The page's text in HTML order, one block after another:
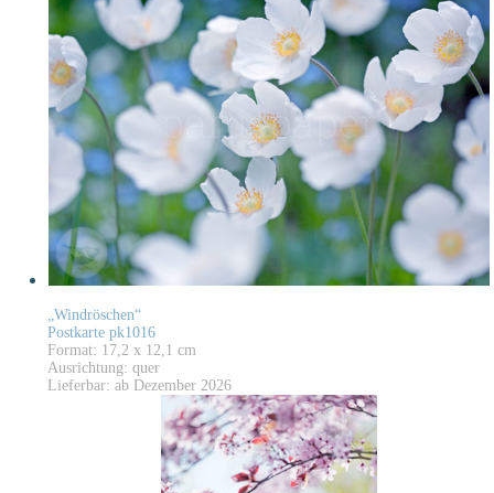
„Windröschen“
Postkarte pk1016
Format: 17,2 x 12,1 cm
Ausrichtung: quer
Lieferbar: ab Dezember 2026